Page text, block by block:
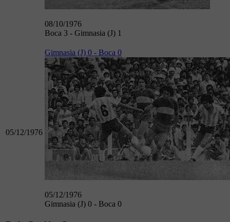
08/10/1976
Boca 3 - Gimnasia (J) 1
05/12/1976
Gimnasia (J) 0 - Boca 0
05/12/1976
Gimnasia (J) 0 - Boca 0